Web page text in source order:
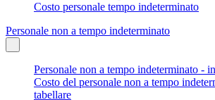
Costo personale tempo indeterminato
Personale non a tempo indeterminato
Personale non a tempo indeterminato -
Costo del personale non a tempo
tabellare